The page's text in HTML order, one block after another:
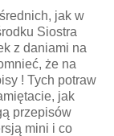
jak w
Siostra
z daniami na
że na
! Tych potraw
jak
przepisów
mini i co